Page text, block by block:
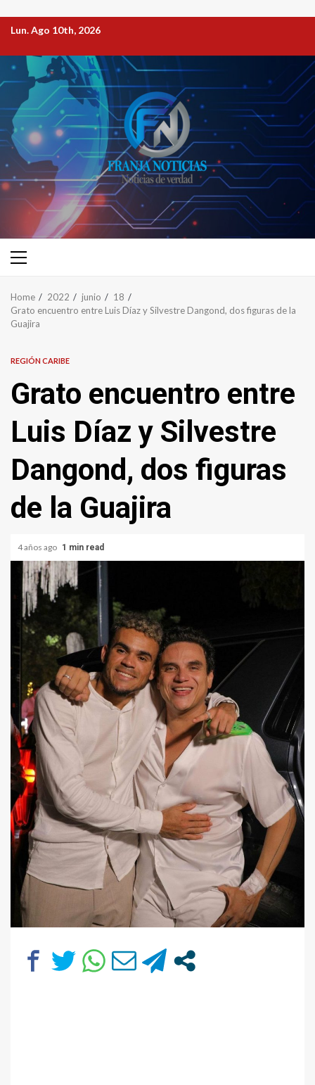
Lun. Ago 10th, 2026
Home 2022 junio
18
Grato encuentro entre Luis Díaz y Silvestre Dangond, dos figuras de la
Guajira
REGIÓN CARIBE
Grato encuentro entre
Luis Díaz y Silvestre
Dangond, dos figuras
de la Guajira
4 años ago 1 min read